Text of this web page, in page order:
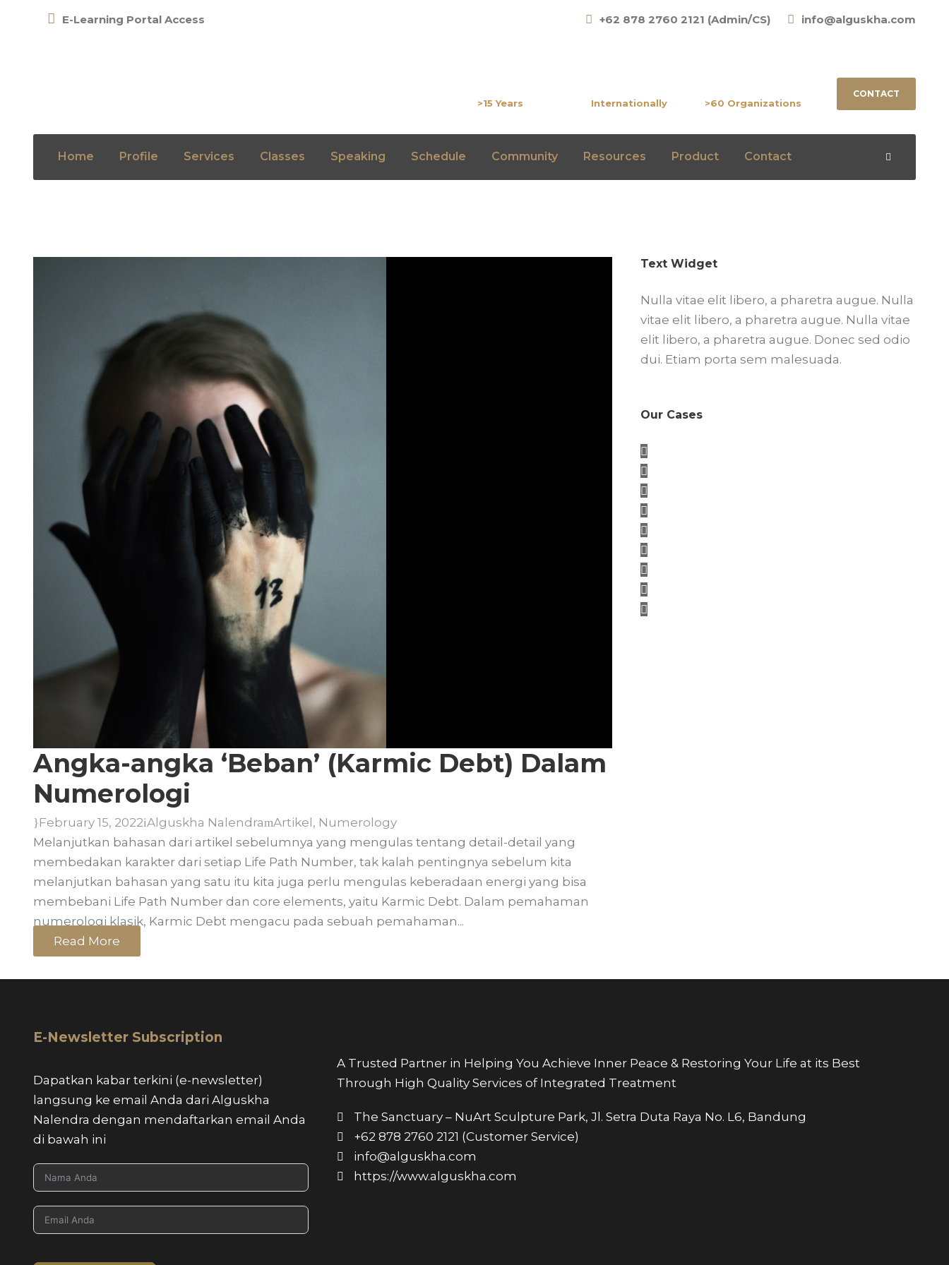
E-Learning Portal Access +62 878 2760 2121 (Admin/CS) info@alguskha.com
>15 Years Internationally >60 Organizations
CONTACT
Home Profile Services Classes Speaking Schedule Community Resources Product Contact
FEBRUARY 15, 2022
Angka-angka ‘Beban’ (Karmic Debt) Dalam
Numerologi
February 15, 2022 Alguskha Nalendra Artikel , Numerology
Melanjutkan bahasan dari artikel sebelumnya yang mengulas tentang detail-detail yang
membedakan karakter dari setiap Life Path Number, tak kalah pentingnya sebelum kita
melanjutkan bahasan yang satu itu kita juga perlu mengulas keberadaan energi yang bisa
membebani Life Path Number dan core elements, yaitu Karmic Debt. Dalam pemahaman
numerologi klasik, Karmic Debt mengacu pada sebuah pemahaman...
Read More
Text Widget
Nulla vitae elit libero, a pharetra augue. Nulla
vitae elit libero, a pharetra augue. Nulla vitae
elit libero, a pharetra augue. Donec sed odio
dui. Etiam porta sem malesuada.
Our Cases
E-Newsletter Subscription
Dapatkan kabar terkini (e-newsletter)
langsung ke email Anda dari Alguskha
Nalendra dengan mendaftarkan email Anda
di bawah ini
A Trusted Partner in Helping You Achieve Inner Peace & Restoring Your Life at its Best
Through High Quality Services of Integrated Treatment
The Sanctuary – NuArt Sculpture Park, Jl. Setra Duta Raya No. L6, Bandung
+62 878 2760 2121 (Customer Service)
info@alguskha.com
https://www.alguskha.com